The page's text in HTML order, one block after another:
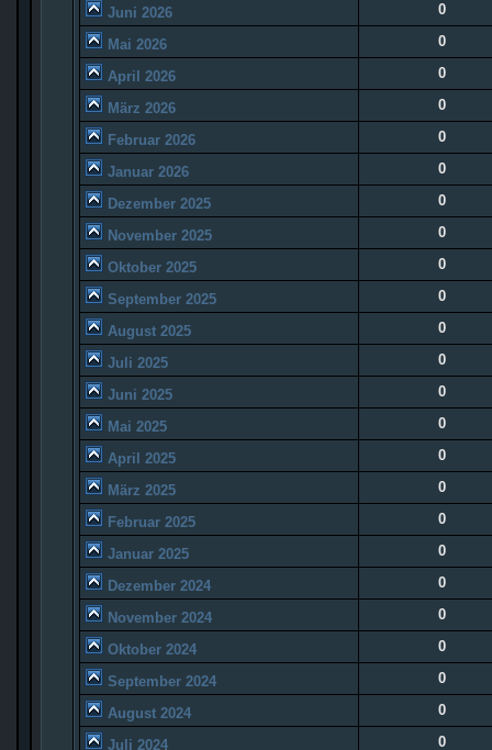
Juni 2026 0
Mai 2026 0
April 2026 0
März 2026 0
Februar 2026 0
Januar 2026 0
Dezember 2025 0
November 2025 0
Oktober 2025 0
September 2025 0
August 2025 0
Juli 2025 0
Juni 2025 0
Mai 2025 0
April 2025 0
März 2025 0
Februar 2025 0
Januar 2025 0
Dezember 2024 0
November 2024 0
Oktober 2024 0
September 2024 0
August 2024 0
Juli 2024 0